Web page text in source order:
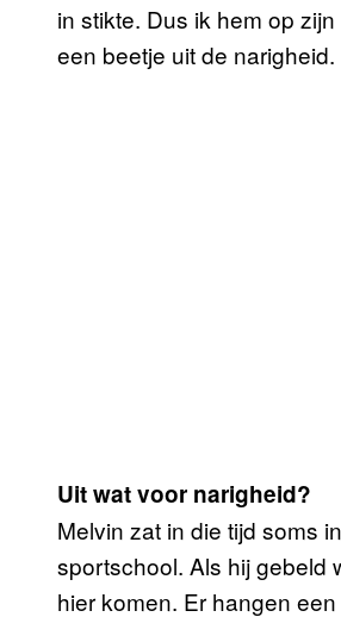
in stikte. Dus ik hem op
een beetje uit de narigheid.
Uit wat voor narigheid?
Melvin zat in die tijd soms
sportschool. Als hij gebeld
hier komen. Er hangen